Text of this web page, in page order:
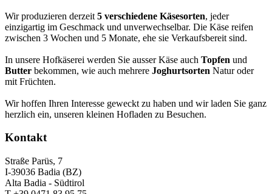
Wir produzieren derzeit 5 verschiedene Käsesorten, jeder
einzigartig im Geschmack und unverwechselbar. Die Käse reifen
zwischen 3 Wochen und 5 Monate, ehe sie Verkaufsbereit sind.
In unsere Hofkäserei werden Sie ausser Käse auch Topfen und
Butter bekommen, wie auch mehrere Joghurtsorten Natur oder
mit Früchten.
Wir hoffen Ihren Interesse geweckt zu haben und wir laden Sie ganz
herzlich ein, unseren kleinen Hofladen zu Besuchen.
Kontakt
Straße Parüs, 7
I-39036 Badia (BZ)
Alta Badia - Südtirol